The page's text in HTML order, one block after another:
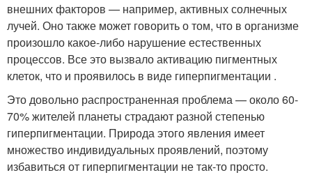
внешних факторов — например, активных солнечных
лучей. Оно также может говорить о том, что в организме
произошло какое-либо нарушение естественных
процессов. Все это вызвало активацию пигментных
клеток, что и проявилось в виде гиперпигментации .
Это довольно распространенная проблема — около 60-
70% жителей планеты страдают разной степенью
гиперпигментации. Природа этого явления имеет
множество индивидуальных проявлений, поэтому
избавиться от гиперпигментации не так-то просто.